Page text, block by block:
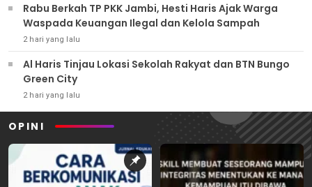
Rabu Berkah TP PKK Jambi, Hesti Haris Ajak Warga
Waspada Keuangan Ilegal dan Kelola Sampah
2 hari yang lalu
Al Haris Tinjau Lokasi Sekolah Rakyat dan BTN Bungo
Green City
2 hari yang lalu
OPINI